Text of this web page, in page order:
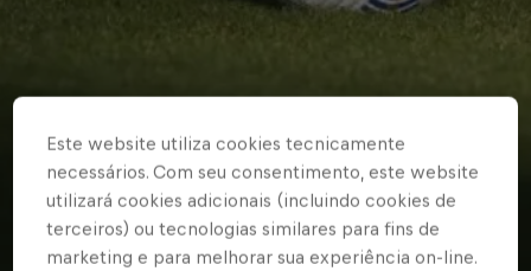
Este website utiliza cookies tecnicamente
necessários. Com seu consentimento, este website
utilizará cookies adicionais (incluindo cookies de
terceiros) ou tecnologias similares para fins de
marketing e para melhorar sua experiência on-line.